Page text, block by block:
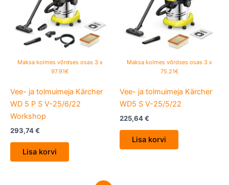
Maksa kolmes võrdses osas 3 x
97.91€
Vee- ja tolmuimeja Kärcher
WD 5 P S V-25/6/22
Workshop
293,74€
Lisa korvi
Maksa kolmes võrdses osas 3 x
75.21€
Vee- ja tolmuimeja Kärcher
WD5 S V-25/5/22
225,64€
Lisa korvi